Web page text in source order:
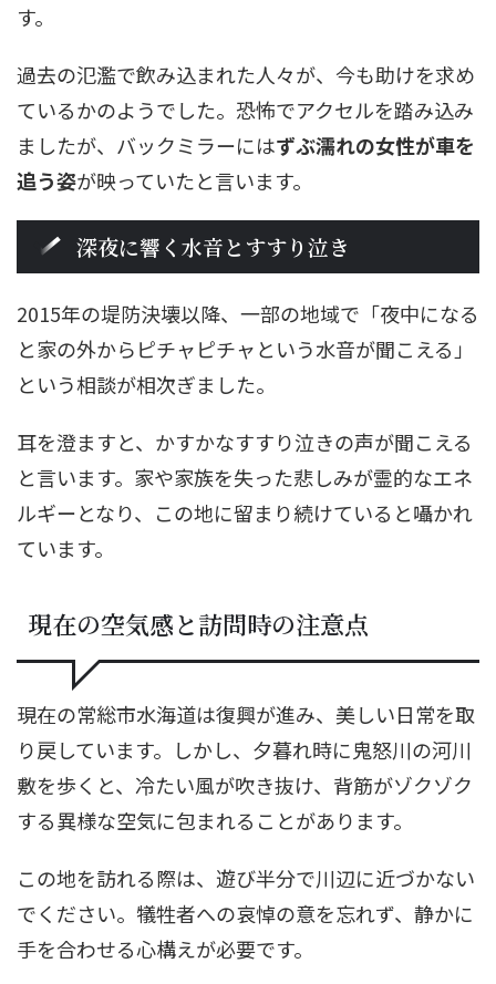
す。
過去の氾濫で飲み込まれた人々が、今も助けを求め
ているかのようでした。恐怖でアクセルを踏み込み
ましたが、バックミラーにはずぶ濡れの女性が車を
追う姿が映っていたと言います。
深夜に響く水音とすすり泣き
2015年の堤防決壊以降、一部の地域で「夜中になる
と家の外からピチャピチャという水音が聞こえる」
という相談が相次ぎました。
耳を澄ますと、かすかなすすり泣きの声が聞こえる
と言います。家や家族を失った悲しみが霊的なエネ
ルギーとなり、この地に留まり続けていると囁かれ
ています。
現在の空気感と訪問時の注意点
現在の常総市水海道は復興が進み、美しい日常を取
り戻しています。しかし、夕暮れ時に鬼怒川の河川
敷を歩くと、冷たい風が吹き抜け、背筋がゾクゾク
する異様な空気に包まれることがあります。
この地を訪れる際は、遊び半分で川辺に近づかない
でください。犠牲者への哀悼の意を忘れず、静かに
手を合わせる心構えが必要です。